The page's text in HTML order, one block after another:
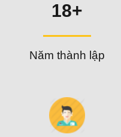
18+
Năm thành lập